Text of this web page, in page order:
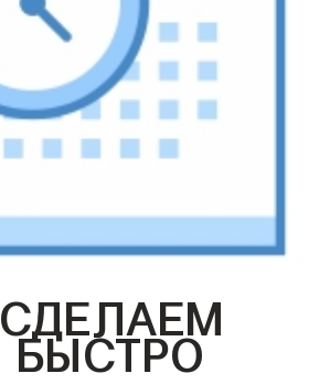
СДЕЛАЕМ
БЫСТРО